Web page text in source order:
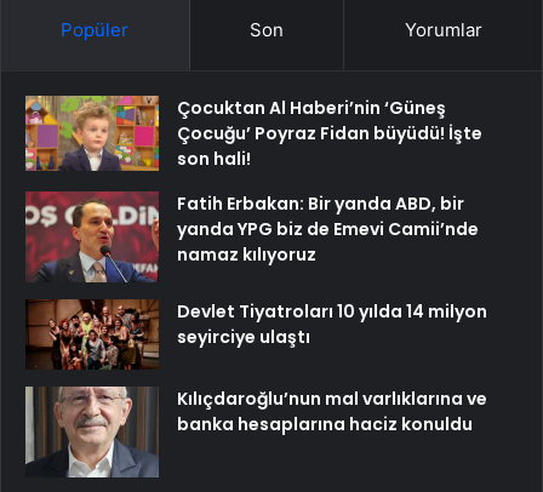
Popüler Son Yorumlar
Çocuktan Al Haberi’nin ‘Güneş
Çocuğu’ Poyraz Fidan büyüdü! İşte
son hali!
Fatih Erbakan: Bir yanda ABD, bir
yanda YPG biz de Emevi Camii’nde
namaz kılıyoruz
Devlet Tiyatroları 10 yılda 14 milyon
seyirciye ulaştı
Kılıçdaroğlu’nun mal varlıklarına ve
banka hesaplarına haciz konuldu